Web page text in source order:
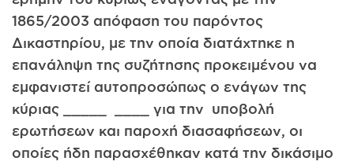
1865/2003 απόφαση του παρόντος
Δικαστηρίου, με την οποία διατάχτηκε η
επανάληψη της συζήτησης προκειμένου να
εμφανιστεί αυτοπροσώπως ο ενάγων της
κύριας _____ ____ για την υποβολή
ερωτήσεων και παροχή διασαφήσεων, οι
οποίες ήδη παρασχέθηκαν κατά την δικάσιμο